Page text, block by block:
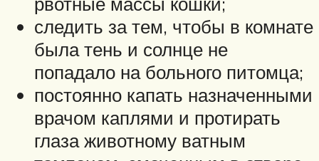
следить за тем, чтобы в комнате
была тень и солнце не
попадало на больного питомца;
постоянно капать назначенными
врачом каплями и протирать
глаза животному ватным